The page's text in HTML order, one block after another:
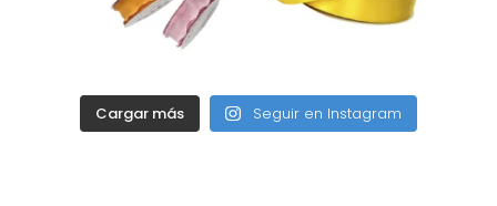
Cargar más Seguir en Instagram